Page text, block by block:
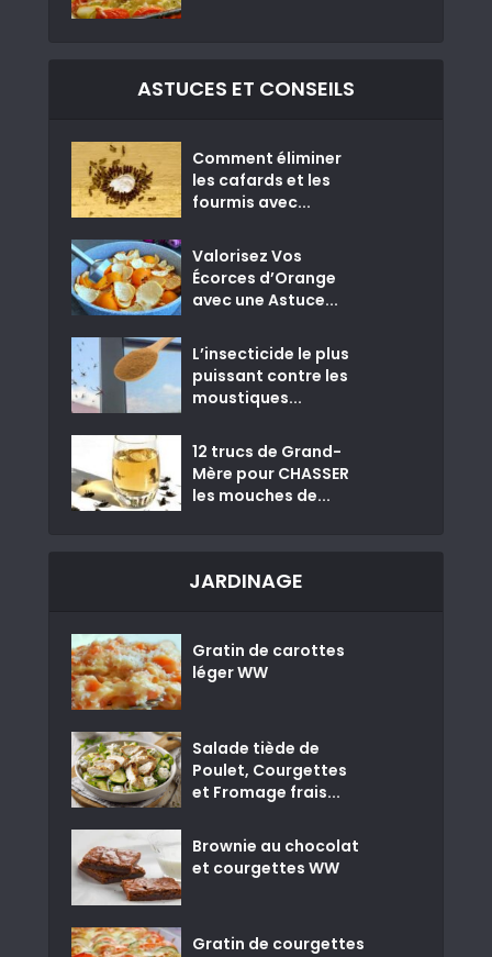
ASTUCES ET CONSEILS
Comment éliminer
les cafards et les
fourmis avec...
Valorisez Vos
Écorces d’Orange
avec une Astuce...
L’insecticide le plus
puissant contre les
moustiques...
12 trucs de Grand-
Mère pour CHASSER
les mouches de...
JARDINAGE
Gratin de carottes
léger WW
Salade tiède de
Poulet, Courgettes
et Fromage frais...
Brownie au chocolat
et courgettes WW
Gratin de courgettes